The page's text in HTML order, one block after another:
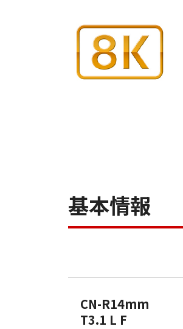
基本情報
CN-R14mm
T3.1 L F